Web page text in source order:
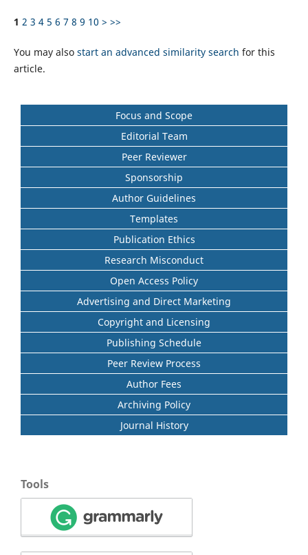
1 2 3 4 5 6 7 8 9 10 > >>
You may also start an advanced similarity search for this
article.
Focus and Scope
Editorial Team
Peer Reviewer
Sponsorship
Author Guidelines
Templates
Publication Ethics
Research Misconduct
Open Access Policy
Advertising and Direct Marketing
Copyright and Licensing
Publishing Schedule
Peer Review Process
Author Fees
Archiving Policy
Journal History
Tools